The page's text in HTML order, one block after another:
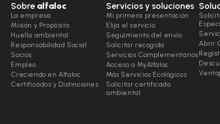
Sobre alfaloc
La empresa
Misión y Propósito
Huella ambiental
Responsabilidad Social
Socios
Empleo
Creciendo en Alfaloc
Certificados y Distinciones
Servicios y soluciones
Mi primera presentación
Elija el servicio
Seguimiento del envío
Solicitar recogida
Servicios Complementarios
Acceso a MyAlfaloc
Más Servicios Ecológicos
Solicitar certificado
ambiental
Abrir